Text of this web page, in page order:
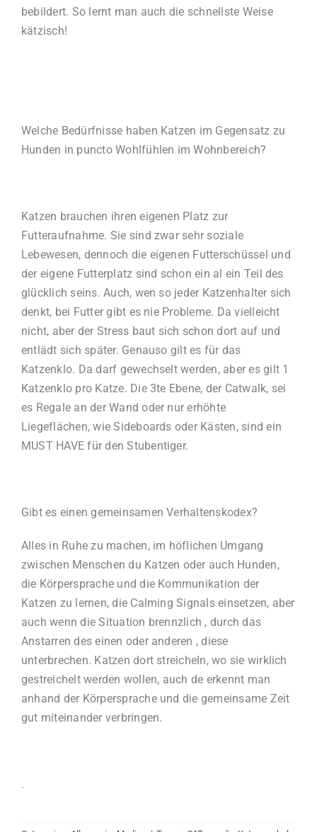
bebildert. So lernt man auch die schnellste Weise
kätzisch!
Welche Bedürfnisse haben Katzen im Gegensatz zu
Hunden in puncto Wohlfühlen im Wohnbereich?
Katzen brauchen ihren eigenen Platz zur
Futteraufnahme. Sie sind zwar sehr soziale
Lebewesen, dennoch die eigenen Futterschüssel und
der eigene Futterplatz sind schon ein al ein Teil des
glücklich seins. Auch, wen so jeder Katzenhalter sich
denkt, bei Futter gibt es nie Probleme. Da vielleicht
nicht, aber der Stress baut sich schon dort auf und
entlädt sich später. Genauso gilt es für das
Katzenklo. Da darf gewechselt werden, aber es gilt 1
Katzenklo pro Katze. Die 3te Ebene, der Catwalk, sei
es Regale an der Wand oder nur erhöhte
Liegeflächen, wie Sideboards oder Kästen, sind ein
MUST HAVE für den Stubentiger.
Gibt es einen gemeinsamen Verhaltenskodex?
Alles in Ruhe zu machen, im höflichen Umgang
zwischen Menschen du Katzen oder auch Hunden,
die Körpersprache und die Kommunikation der
Katzen zu lernen, die Calming Signals einsetzen, aber
auch wenn die Situation brennzlich , durch das
Anstarren des einen oder anderen , diese
unterbrechen. Katzen dort streicheln, wo sie wirklich
gestreichelt werden wollen, auch de erkennt man
anhand der Körpersprache und die gemeinsame Zeit
gut miteinander verbringen.
.